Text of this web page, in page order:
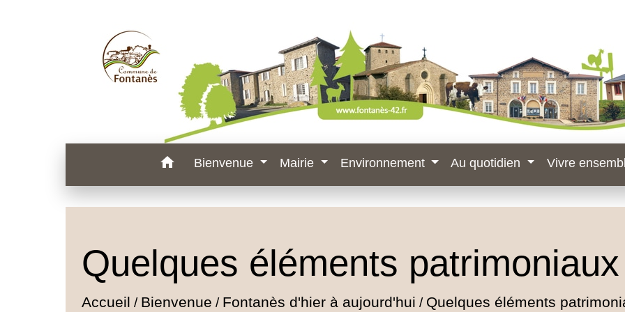
home Bienvenue Mairie Environnement Au quotidien Vivre
Quelques éléments patrimoniaux
Accueil / Bienvenue / Fontanès d'hier à aujourd'hui / Quelques éléments